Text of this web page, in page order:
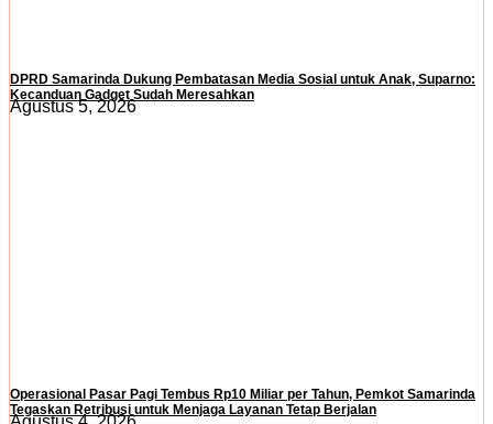
DPRD Samarinda Dukung Pembatasan Media Sosial untuk Anak, Suparno:
Kecanduan Gadget Sudah Meresahkan
Agustus 5, 2026
Operasional Pasar Pagi Tembus Rp10 Miliar per Tahun, Pemkot Samarinda
Tegaskan Retribusi untuk Menjaga Layanan Tetap Berjalan